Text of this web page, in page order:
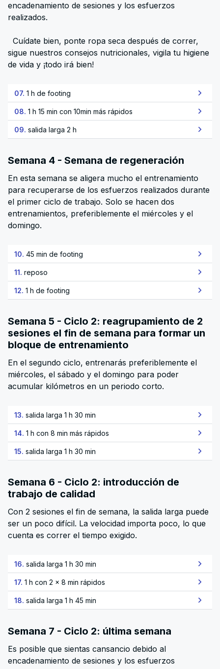
encadenamiento de sesiones y los esfuerzos
realizados.
Cuídate bien, ponte ropa seca después de correr,
sigue nuestros consejos nutricionales, vigila tu higiene
de vida y ¡todo irá bien!
07. 1 h de footing
08. 1 h 15 min con 10min más rápidos
09. salida larga 2 h
Semana 4 - Semana de regeneración
En esta semana se aligera mucho el entrenamiento
para recuperarse de los esfuerzos realizados durante
el primer ciclo de trabajo. Solo se hacen dos
entrenamientos, preferiblemente el miércoles y el
domingo.
10. 45 min de footing
11. reposo
12. 1 h de footing
Semana 5 - Ciclo 2: reagrupamiento de 2
sesiones el fin de semana para formar un
bloque de entrenamiento
En el segundo ciclo, entrenarás preferiblemente el
miércoles, el sábado y el domingo para poder
acumular kilómetros en un periodo corto.
13. salida larga 1 h 30 min
14. 1 h con 8 min más rápidos
15. salida larga 1 h 30 min
Semana 6 - Ciclo 2: introducción de
trabajo de calidad
Con 2 sesiones el fin de semana, la salida larga puede
ser un poco difícil. La velocidad importa poco, lo que
cuenta es correr el tiempo exigido.
16. salida larga 1 h 30 min
17. 1 h con 2 x 8 min rápidos
18. salida larga 1 h 45 min
Semana 7 - Ciclo 2: última semana
Es posible que sientas cansancio debido al
encadenamiento de sesiones y los esfuerzos